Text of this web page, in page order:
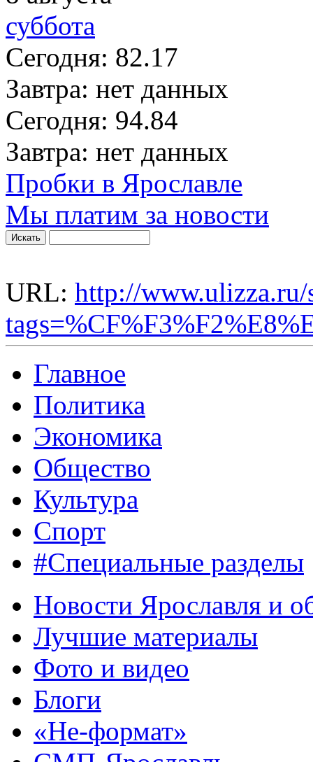
суббота
Сегодня: 82.17
Завтра: нет данных
Сегодня: 94.84
Завтра: нет данных
Пробки в Ярославле
Мы платим за новости
URL: http://www.ulizza.ru/
Главное
Политика
Экономика
Общество
Культура
Спорт
#Специальные разделы
Новости Ярославля и
Лучшие материалы
Фото и видео
Блоги
«Не-формат»